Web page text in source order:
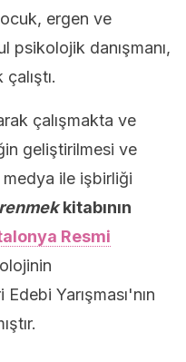
ergen ve
danışmanı,
çalışmakta ve
geliştirilmesi ve
ile işbirliği
kitabının
Resmi
Edebi Yarışması'nın